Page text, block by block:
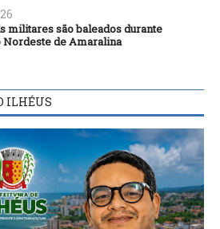
militares são baleados durante
Nordeste de Amaralina
ILHÉUS